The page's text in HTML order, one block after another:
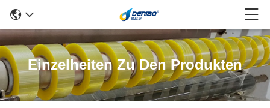
Einzelheiten Zu Den Produkten